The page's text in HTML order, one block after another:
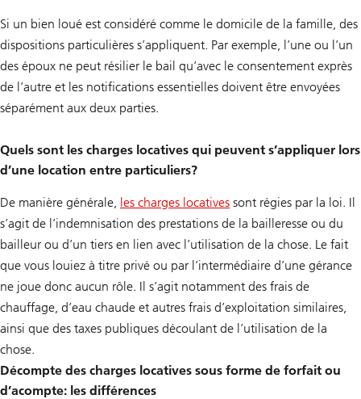
Si un bien loué est considéré comme le domicile de la famille, des
dispositions particulières s’appliquent. Par exemple, l’une ou l’un
des époux ne peut résilier le bail qu’avec le consentement exprès
de l’autre et les notifications essentielles doivent être envoyées
séparément aux deux parties.
Quels sont les charges locatives qui peuvent s’appliquer lors
d’une location entre particuliers?
De manière générale, les charges locatives sont régies par la loi. Il
s’agit de l’indemnisation des prestations de la bailleresse ou du
bailleur ou d’un tiers en lien avec l’utilisation de la chose. Le fait
que vous louiez à titre privé ou par l’intermédiaire d’une gérance
ne joue donc aucun rôle. Il s’agit notamment des frais de
chauffage, d’eau chaude et autres frais d’exploitation similaires,
ainsi que des taxes publiques découlant de l’utilisation de la
chose.
Décompte des charges locatives sous forme de forfait ou
d’acompte: les différences